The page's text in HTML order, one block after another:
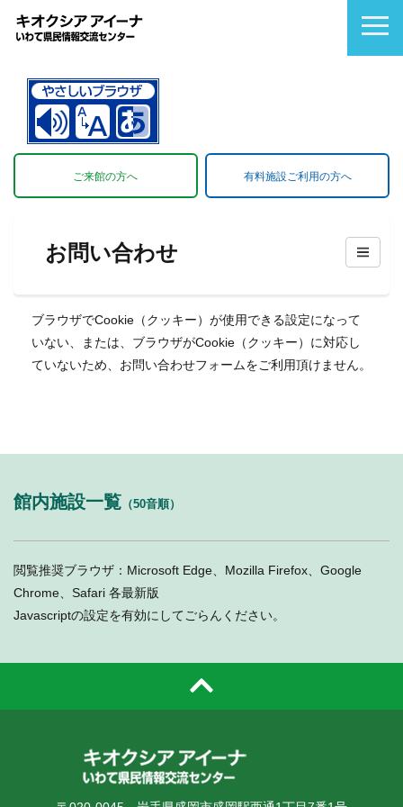
ご来館の方へ 有料施設ご利用の方へ
お問い合わせ
ブラウザでCookie（クッキー）が使用できる設定になって
いない、または、ブラウザがCookie（クッキー）に対応し
ていないため、お問い合わせフォームをご利用頂けません。
館内施設一覧 （50音順）
閲覧推奨ブラウザ：Microsoft Edge、Mozilla Firefox、Google
Chrome、Safari 各最新版
Javascriptの設定を有効にしてごらんください。